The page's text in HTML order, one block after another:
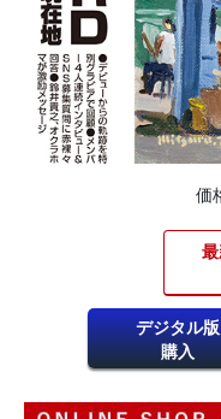
価
デジタル版
購入